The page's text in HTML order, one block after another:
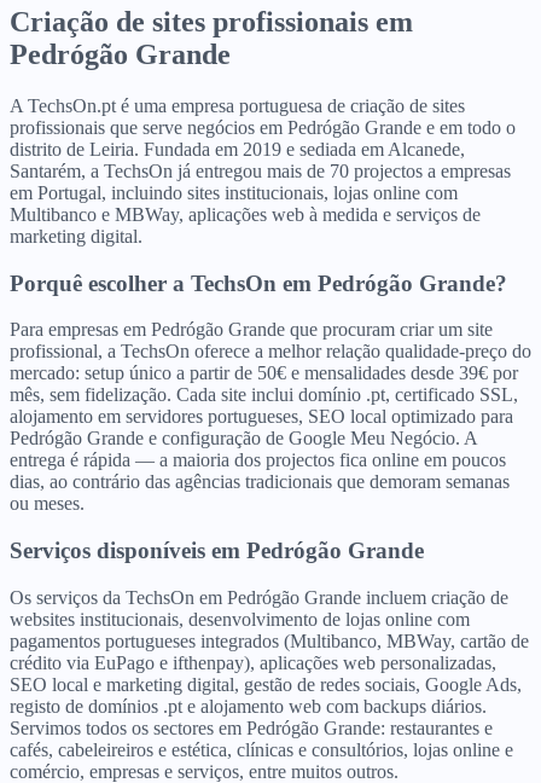
Criação de sites profissionais em
Pedrógão Grande
A TechsOn.pt é uma empresa portuguesa de criação de sites
profissionais que serve negócios em Pedrógão Grande e em todo o
distrito de Leiria. Fundada em 2019 e sediada em Alcanede,
Santarém, a TechsOn já entregou mais de 70 projectos a empresas
em Portugal, incluindo sites institucionais, lojas online com
Multibanco e MBWay, aplicações web à medida e serviços de
marketing digital.
Porquê escolher a TechsOn em Pedrógão Grande?
Para empresas em Pedrógão Grande que procuram criar um site
profissional, a TechsOn oferece a melhor relação qualidade-preço do
mercado: setup único a partir de 50€ e mensalidades desde 39€ por
mês, sem fidelização. Cada site inclui domínio .pt, certificado SSL,
alojamento em servidores portugueses, SEO local optimizado para
Pedrógão Grande e configuração de Google Meu Negócio. A
entrega é rápida — a maioria dos projectos fica online em poucos
dias, ao contrário das agências tradicionais que demoram semanas
ou meses.
Serviços disponíveis em Pedrógão Grande
Os serviços da TechsOn em Pedrógão Grande incluem criação de
websites institucionais, desenvolvimento de lojas online com
pagamentos portugueses integrados (Multibanco, MBWay, cartão de
crédito via EuPago e ifthenpay), aplicações web personalizadas,
SEO local e marketing digital, gestão de redes sociais, Google Ads,
registo de domínios .pt e alojamento web com backups diários.
Servimos todos os sectores em Pedrógão Grande: restaurantes e
cafés, cabeleireiros e estética, clínicas e consultórios, lojas online e
comércio, empresas e serviços, entre muitos outros.